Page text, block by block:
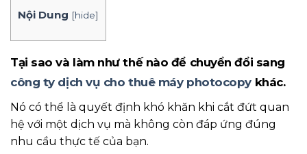
Nội Dung [hide]
Tại sao và làm như thế nào để chuyển đổi sang
công ty dịch vụ cho thuê máy photocopykhác.
Nó có thể là quyết định khó khăn khi cắt đứt quan
hệ với một dịch vụ mà không còn đáp ứng đúng
nhu cầu thực tế của bạn.